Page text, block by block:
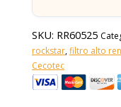
SKU: RR60525
rockstar,filtro alto
Cecotec